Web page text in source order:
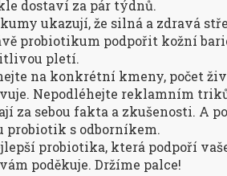
dostaví za pár týdnů.
ukazují, že silná a zdravá
probiotikum podpořit kožní
pletí.
na konkrétní kmeny, počet
Nepodléhejte reklamním
za sebou fakta a zkušenosti. A
s odborníkem.
probiotika, která podpoří
poděkuje. Držíme palce!